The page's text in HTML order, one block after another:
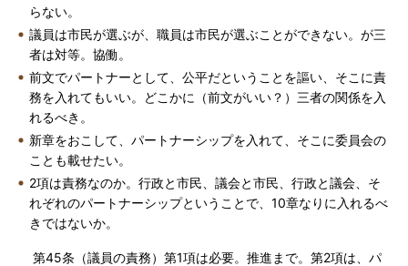
らない。
議員は市民が選ぶが、職員は市民が選ぶことができない。が三
者は対等。協働。
前文でパートナーとして、公平だということを謳い、そこに責
務を入れてもいい。どこかに（前文がいい？）三者の関係を入
れるべき。
新章をおこして、パートナーシップを入れて、そこに委員会の
ことも載せたい。
2項は責務なのか。行政と市民、議会と市民、行政と議会、そ
れぞれのパートナーシップということで、10章なりに入れるべ
きではないか。
第45条（議員の責務）第1項は必要。推進まで。第2項は、パ